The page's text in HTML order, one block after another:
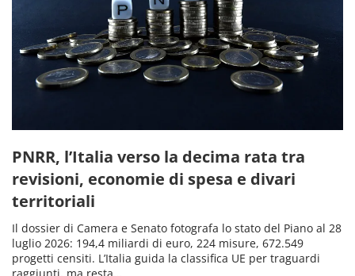
PNRR, l’Italia verso la decima rata tra
revisioni, economie di spesa e divari
territoriali
Il dossier di Camera e Senato fotografa lo stato del Piano al 28
luglio 2026: 194,4 miliardi di euro, 224 misure, 672.549
progetti censiti. L’Italia guida la classifica UE per traguardi